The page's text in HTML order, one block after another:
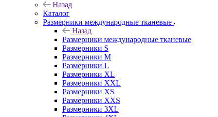
Назад
Каталог
Размерники международные тканевые
Назад
Размерники международные тканевые
Размерники S
Размерники M
Размерники L
Размерники XL
Размерники XXL
Размерники XS
Размерники XXS
Размерники 3XL